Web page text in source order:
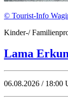
© Tourist-Info
Kinder-/
Lama
06.08.2026 / 18:00